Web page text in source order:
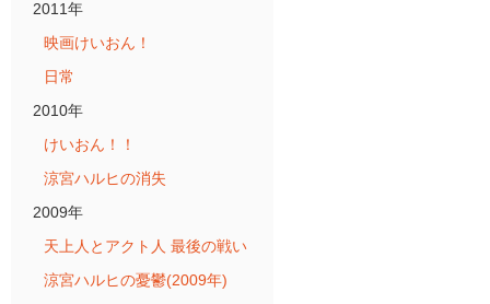
2011年
映画けいおん！
日常
2010年
けいおん！！
涼宮ハルヒの消失
2009年
天上人とアクト人 最後の戦い
涼宮ハルヒの憂鬱(2009年)